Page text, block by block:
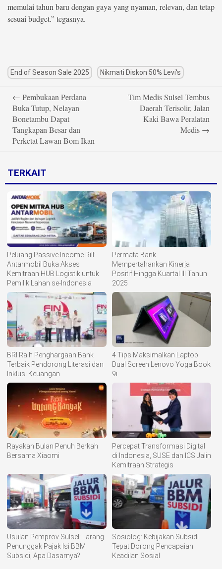
memulai tahun baru dengan gaya yang nyaman, relevan, dan tetap
sesuai budget.” tegasnya.
End of Season Sale 2025 Nikmati Diskon 50% Levi's
navigation
← Pembukaan Perdana
Buka Tutup, Nelayan
Bonetambu Dapat
Tangkapan Besar dan
Perketat Lawan Bom Ikan
Tim Medis Sulsel Tembus
Daerah Terisolir, Jalan
Kaki Bawa Peralatan
Medis →
TERKAIT
Peluang Passive Income Rill:
Antarmobil Buka Akses
Kemitraan HUB Logistik untuk
Pemilik Lahan se-Indonesia
Permata Bank
Mempertahankan Kinerja
Positif Hingga Kuartal III Tahun
2025
BRI Raih Penghargaan Bank
Terbaik Pendorong Literasi dan
Inklusi Keuangan
4 Tips Maksimalkan Laptop
Dual Screen Lenovo Yoga Book
9i
Rayakan Bulan Penuh Berkah
Bersama Xiaomi
Percepat Transformasi Digital
di Indonesia, SUSE dan ICS Jalin
Kemitraan Strategis
Usulan Pemprov Sulsel: Larang
Penunggak Pajak Isi BBM
Subsidi, Apa Dasarnya?
Sosiolog: Kebijakan Subsidi
Tepat Dorong Pencapaian
Keadilan Sosial